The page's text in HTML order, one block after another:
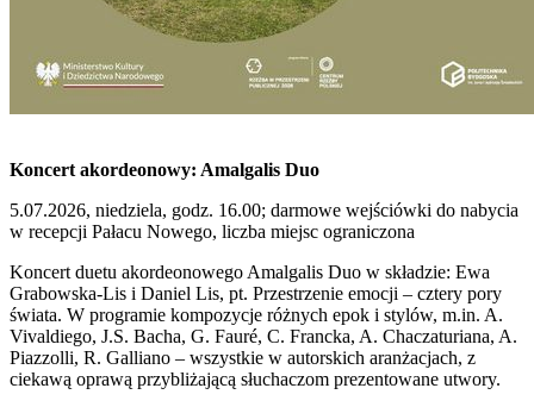
Koncert akordeonowy: Amalgalis Duo
5.07.2026, niedziela, godz. 16.00; darmowe wejściówki do nabycia
w recepcji Pałacu Nowego, liczba miejsc ograniczona
Koncert duetu akordeonowego Amalgalis Duo w składzie: Ewa
Grabowska-Lis i Daniel Lis, pt. Przestrzenie emocji – cztery pory
świata. W programie kompozycje różnych epok i stylów, m.in. A.
Vivaldiego, J.S. Bacha, G. Fauré, C. Francka, A. Chaczaturiana, A.
Piazzolli, R. Galliano – wszystkie w autorskich aranżacjach, z
ciekawą oprawą przybliżającą słuchaczom prezentowane utwory.